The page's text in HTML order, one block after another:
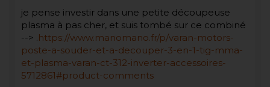
je pense investir dans une petite découpeuse
plasma à pas cher, et suis tombé sur ce combiné
--> .https://www.manomano.fr/p/varan-motors-
poste-a-souder-et-a-decouper-3-en-1-tig-mma-
et-plasma-varan-ct-312-inverter-accessoires-
5712861#product-comments